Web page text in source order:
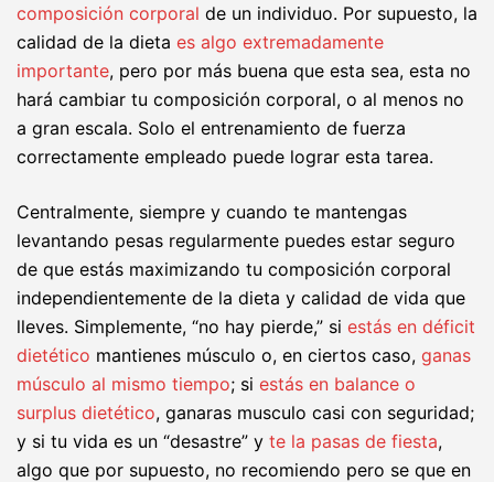
composición corporal de un individuo. Por supuesto, la
calidad de la dieta es algo extremadamente
importante, pero por más buena que esta sea, esta no
hará cambiar tu composición corporal, o al menos no
a gran escala. Solo el entrenamiento de fuerza
correctamente empleado puede lograr esta tarea.
Centralmente, siempre y cuando te mantengas
levantando pesas regularmente puedes estar seguro
de que estás maximizando tu composición corporal
independientemente de la dieta y calidad de vida que
lleves. Simplemente, “no hay pierde,” si estás en déficit
dietético mantienes músculo o, en ciertos caso, ganas
músculo al mismo tiempo; si estás en balance o
surplus dietético, ganaras musculo casi con seguridad;
y si tu vida es un “desastre” y te la pasas de fiesta,
algo que por supuesto, no recomiendo pero se que en